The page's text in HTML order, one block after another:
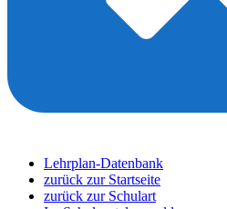
Lehrplan-Datenbank
zurück zur Startseite
zurück zur Schulart